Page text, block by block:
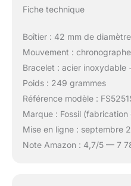
Fiche technique
Boîtier : 42 mm de diamètre
Mouvement :
Bracelet : acier inoxydable
Poids : 249 grammes
Référence modèle :
Marque : Fossil (fabrication
Mise en ligne : septembre
Note Amazon : 4,7/5 — 7